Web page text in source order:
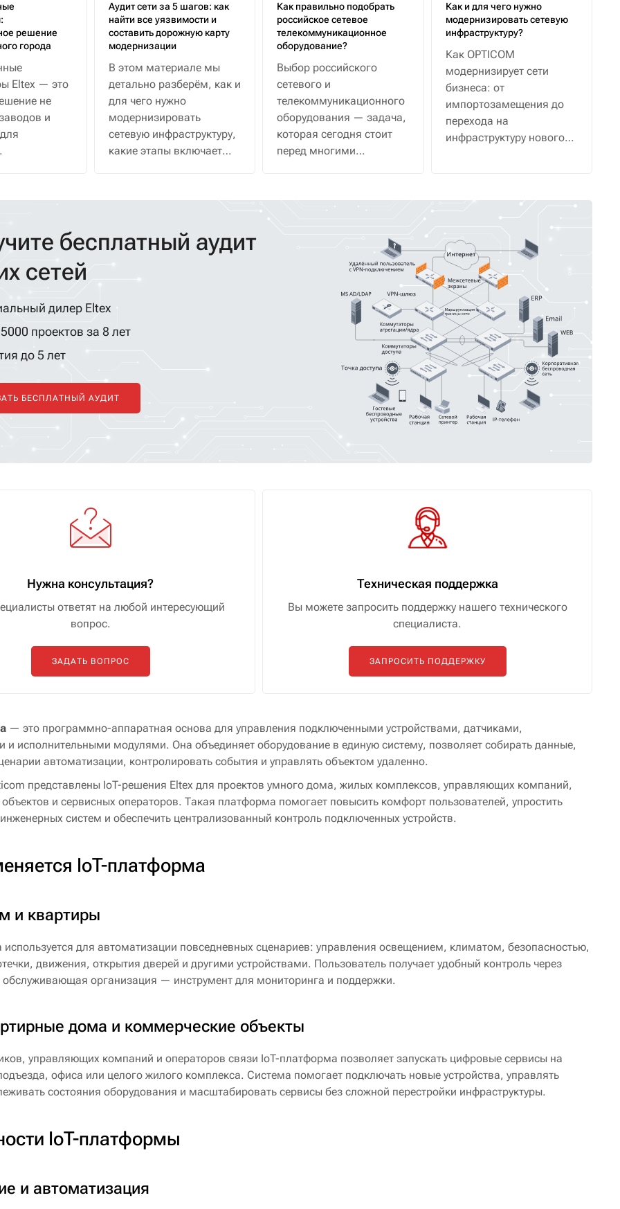
решение
города
Eltex — это
не
и
где
Аудит сети за 5 шагов: как
найти все уязвимости и
составить дорожную карту
модернизации
В этом материале мы
детально разберём, как и
для чего нужно
модернизировать
сетевую инфраструктуру,
какие этапы включает
каждом уровне сети
Как правильно подобрать
российское сетевое
телекоммуникационное
оборудование?
Выбор российского
сетевого и
телекоммуникационного
оборудования — задача,
которая сегодня стоит
перед многими
решение, которое будет
изучить пошаговый
Как и для чего нужно
модернизировать сетевую
инфраструктуру?
Как OPTICOM
модернизирует сети
бизнеса: от
импортозамещения до
перехода на
инфраструктуру нового
бесплатный аудит
сетей
дилер Eltex
проектов за 8 лет
до 5 лет
БЕСПЛАТНЫЙ АУДИТ
Нужна консультация?
ответят на любой интересующий
вопрос.
ЗАДАТЬ ВОПРОС
Техническая поддержка
Вы можете запросить поддержку нашего технического
специалиста.
ЗАПРОСИТЬ ПОДДЕРЖКУ
— это программно-аппаратная основа для управления подключенными устройствами, датчиками,
и исполнительными модулями. Она объединяет оборудование в единую систему, позволяет собирать данные,
автоматизации, контролировать события и управлять объектом удаленно.
представлены IoT-решения Eltex для проектов умного дома, жилых комплексов, управляющих компаний,
и сервисных операторов. Такая платформа помогает повысить комфорт пользователей, упростить
систем и обеспечить централизованный контроль подключенных устройств.
IoT-платформа
и квартиры
для автоматизации повседневных сценариев: управления освещением, климатом, безопасностью,
движения, открытия дверей и другими устройствами. Пользователь получает удобный контроль через
организация — инструмент для мониторинга и поддержки.
дома и коммерческие объекты
управляющих компаний и операторов связи IoT-платформа позволяет запускать цифровые сервисы на
офиса или целого жилого комплекса. Система помогает подключать новые устройства, управлять
состояния оборудования и масштабировать сервисы без сложной перестройки инфраструктуры.
IoT-платформы
и автоматизация